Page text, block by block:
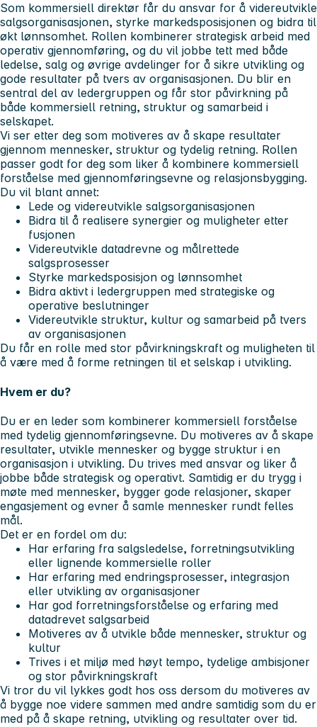
Som kommersiell direktør får du ansvar for å videreutvikle
salgsorganisasjonen, styrke markedsposisjonen og bidra til
økt lønnsomhet. Rollen kombinerer strategisk arbeid med
operativ gjennomføring, og du vil jobbe tett med både
ledelse, salg og øvrige avdelinger for å sikre utvikling og
gode resultater på tvers av organisasjonen. Du blir en
sentral del av ledergruppen og får stor påvirkning på
både kommersiell retning, struktur og samarbeid i
selskapet.
Vi ser etter deg som motiveres av å skape resultater
gjennom mennesker, struktur og tydelig retning. Rollen
passer godt for deg som liker å kombinere kommersiell
forståelse med gjennomføringsevne og relasjonsbygging.
Du vil blant annet:
Lede og videreutvikle salgsorganisasjonen
Bidra til å realisere synergier og muligheter etter
fusjonen
Videreutvikle datadrevne og målrettede
salgsprosesser
Styrke markedsposisjon og lønnsomhet
Bidra aktivt i ledergruppen med strategiske og
operative beslutninger
Videreutvikle struktur, kultur og samarbeid på tvers
av organisasjonen
Du får en rolle med stor påvirkningskraft og muligheten til
å være med å forme retningen til et selskap i utvikling.
Hvem er du?
Du er en leder som kombinerer kommersiell forståelse
med tydelig gjennomføringsevne. Du motiveres av å skape
resultater, utvikle mennesker og bygge struktur i en
organisasjon i utvikling. Du trives med ansvar og liker å
jobbe både strategisk og operativt. Samtidig er du trygg i
møte med mennesker, bygger gode relasjoner, skaper
engasjement og evner å samle mennesker rundt felles
mål.
Det er en fordel om du:
Har erfaring fra salgsledelse, forretningsutvikling
eller lignende kommersielle roller
Har erfaring med endringsprosesser, integrasjon
eller utvikling av organisasjoner
Har god forretningsforståelse og erfaring med
datadrevet salgsarbeid
Motiveres av å utvikle både mennesker, struktur og
kultur
Trives i et miljø med høyt tempo, tydelige ambisjoner
og stor påvirkningskraft
Vi tror du vil lykkes godt hos oss dersom du motiveres av
å bygge noe videre sammen med andre samtidig som du er
med på å skape retning, utvikling og resultater over tid.